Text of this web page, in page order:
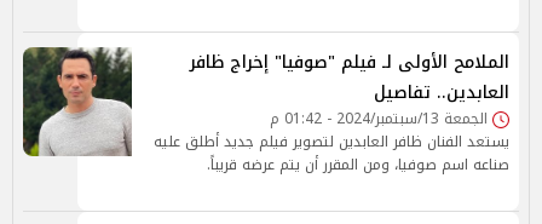
الملامح الأولى لـ فيلم "صوفيا" إخراج ظافر
العابدين.. تفاصيل
الجمعة 13/سبتمبر/2024 - 01:42 م
يستعد الفنان ظافر العابدين لتصوير فيلم جديد أطلق عليه
صناعه اسم صوفيا، ومن المقرر أن يتم عرضه قريباً.